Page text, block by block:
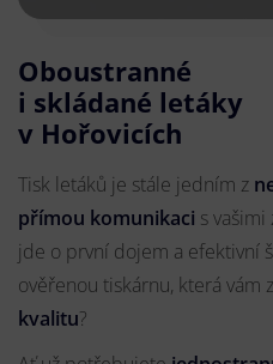
Oboustranné
i skládané letáky
v Hořovicích
Tisk letáků je stále jedním z
přímou komunikaci s
jde o první dojem a efektivní
ověřenou tiskárnu, která vám
kvalitu?